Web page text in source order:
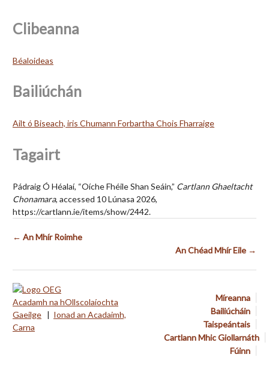
Clibeanna
Béaloideas
Bailiúchán
Ailt ó Biseach, iris Chumann Forbartha Chois Fharraige
Tagairt
Pádraig Ó Héalaí, “Oíche Fhéile Shan Seáin,” Cartlann Ghaeltacht
Chonamara, accessed 10 Lúnasa 2026,
https://cartlann.ie/items/show/2442.
← An Mhír Roimhe
An Chéad Mhír Eile →
Míreanna
Bailiúcháin
Taispeántais
Cartlann Mhic Giollarnáth
Fúinn
Acadamh na hOllscolaíochta
Gaeilge | Ionad an Acadaimh,
Carna